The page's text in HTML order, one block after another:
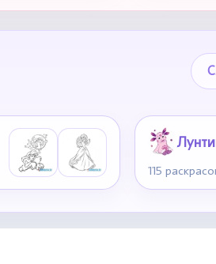
115